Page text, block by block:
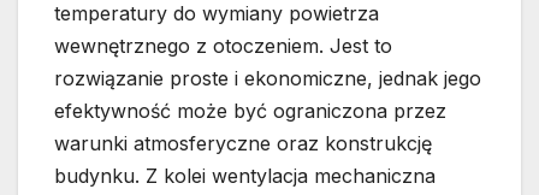
temperatury do wymiany powietrza
wewnętrznego z otoczeniem. Jest to
rozwiązanie proste i ekonomiczne, jednak jego
efektywność może być ograniczona przez
warunki atmosferyczne oraz konstrukcję
budynku. Z kolei wentylacja mechaniczna